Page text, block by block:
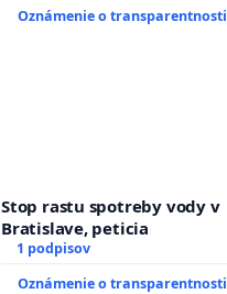
Oznámenie o transparentnosti
Stop rastu spotreby vody v
Bratislave, peticia
1 podpisov
Oznámenie o transparentnosti